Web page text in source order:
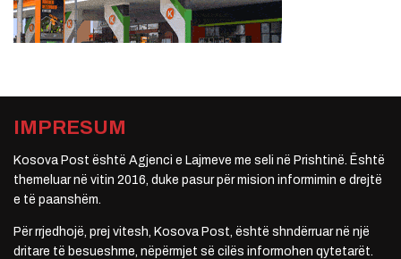
IMPRESUM
Kosova Post është Agjenci e Lajmeve me seli në Prishtinë. Është
themeluar në vitin 2016, duke pasur për mision informimin e drejtë
e të paanshëm.
Për rrjedhojë, prej vitesh, Kosova Post, është shndërruar në një
dritare të besueshme, nëpërmjet së cilës informohen qytetarët.